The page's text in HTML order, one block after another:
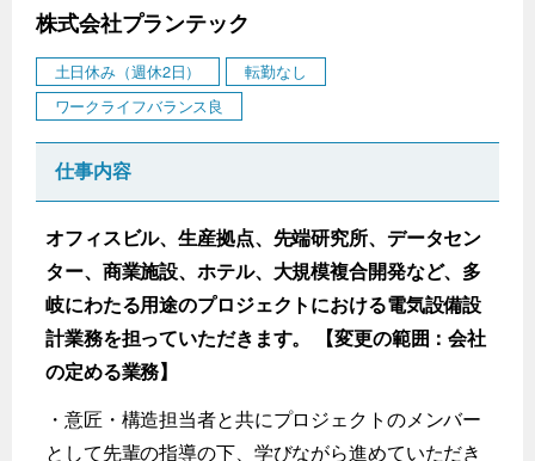
株式会社プランテック
土日休み（週休2日）
転勤なし
ワークライフバランス良
仕事内容
オフィスビル、生産拠点、先端研究所、データセン
ター、商業施設、ホテル、大規模複合開発など、多
岐にわたる用途のプロジェクトにおける電気設備設
計業務を担っていただきます。 【変更の範囲：会社
の定める業務】
・意匠・構造担当者と共にプロジェクトのメンバー
として先輩の指導の下、学びながら進めていただき